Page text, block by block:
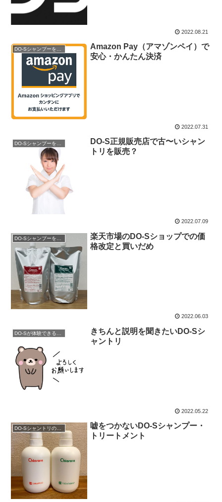
2022.08.21
Amazon Pay（アマゾンペイ）で
安心・かんたん決済
2022.07.31
DO-Sシャンプーを購入
DO-S正規販売店で古〜いシャン
トリを販売？
2022.07.09
DO-Sシャンプーを購入
楽天市場のDO-Sショップでの価
格改定と買いだめ
2022.06.03
きちんと説明を聞きたいDO-Sシ
ャントリ
2022.05.22
DO-Sシャントリの使用方法
嘘をつかないDO-Sシャンプー・
トリートメント